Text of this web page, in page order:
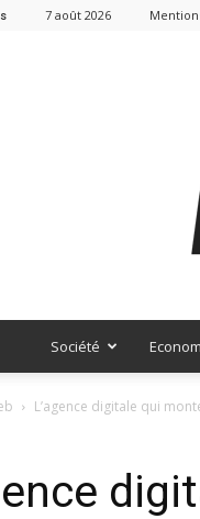
7 août 2026
Société
L’agence digitale qui